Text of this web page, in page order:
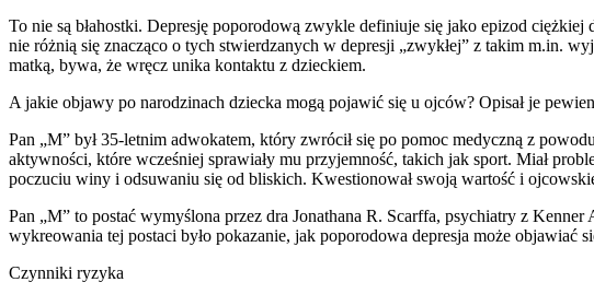
To nie są błahostki. Depresję poporodową zwykle definiuje się jako epizod
nie różnią się znacząco o tych stwierdzanych w depresji „zwykłej” z takim m.in.
matką, bywa, że wręcz unika kontaktu z dzieckiem.
A jakie objawy po narodzinach dziecka mogą pojawić się u ojców? Opisał je
Pan „M” był 35-letnim adwokatem, który zwrócił się po pomoc medyczną z
aktywności, które wcześniej sprawiały mu przyjemność, takich jak sport. Miał
poczuciu winy i odsuwaniu się od bliskich. Kwestionował swoją wartość i
Pan „M” to postać wymyślona przez dra Jonathana R. Scarffa, psychiatry z
wykreowania tej postaci było pokazanie, jak poporodowa depresja może
Czynniki ryzyka